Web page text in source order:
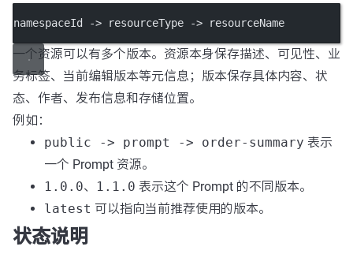
namespaceId -> resourceType -> resourceName
一个资源可以有多个版本。资源本身保存描述、可见性、业
务标签、当前编辑版本等元信息；版本保存具体内容、状
态、作者、发布信息和存储位置。
例如：
public -> prompt -> order-summary 表示
一个 Prompt 资源。
1.0.0、 1.1.0 表示这个 Prompt 的不同版本。
latest 可以指向当前推荐使用的版本。
状态说明